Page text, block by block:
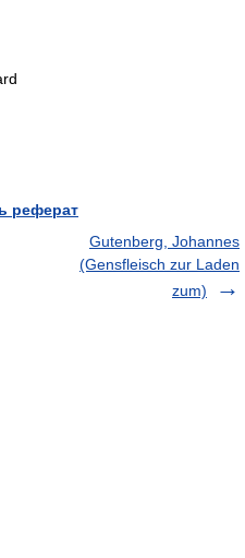
реферат
Gutenberg, Johannes
(Gensfleisch zur Laden
zum)